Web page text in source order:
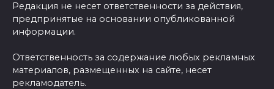
Редакция не несет ответственности за действия,
предпринятые на основании опубликованной
информации.
Ответственность за содержание любых рекламных
материалов, размещенных на сайте, несет
рекламодатель.